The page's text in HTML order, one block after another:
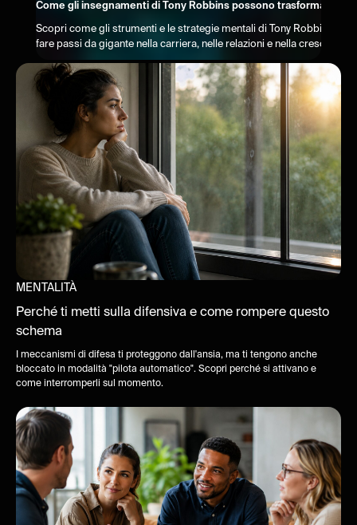
Come gli insegnamenti di Tony Robbins possono trasformare la
Scopri come gli strumenti e le strategie mentali di Tony Robbins
fare passi da gigante nella carriera, nelle relazioni e nella crescita
MENTALITÀ
Perché ti metti sulla difensiva e come rompere questo
schema
I meccanismi di difesa ti proteggono dall'ansia, ma ti tengono anche
bloccato in modalità "pilota automatico". Scopri perché si attivano e
come interromperli sul momento.